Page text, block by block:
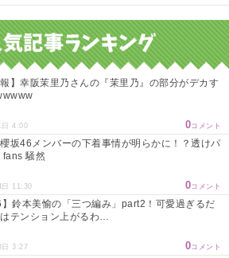
報】幸阪茉里乃さんの『茉里乃』の部分がデカす
日 4:00 0コメント
櫻坂46メンバーの下着事情が明らかに！？透けパ
fans 騒然
日 11:30 0コメント
】鈴本美愉の「三つ編み」part2！可愛過ぎるだ
テンション上がるわ…
日 3:27 0コメント